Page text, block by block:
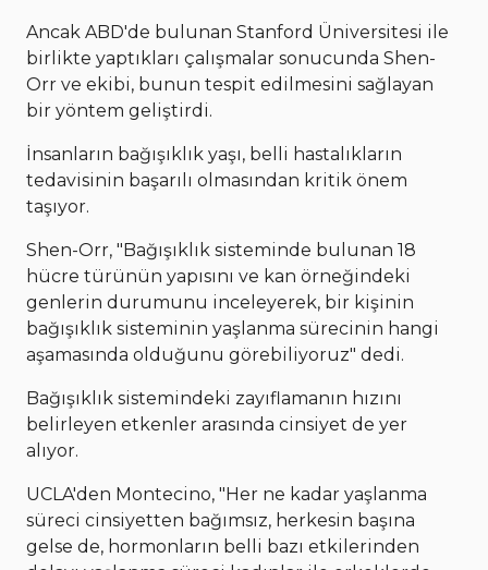
Ancak ABD'de bulunan Stanford Üniversitesi ile
birlikte yaptıkları çalışmalar sonucunda Shen-
Orr ve ekibi, bunun tespit edilmesini sağlayan
bir yöntem geliştirdi.
İnsanların bağışıklık yaşı, belli hastalıkların
tedavisinin başarılı olmasından kritik önem
taşıyor.
Shen-Orr, "Bağışıklık sisteminde bulunan 18
hücre türünün yapısını ve kan örneğindeki
genlerin durumunu inceleyerek, bir kişinin
bağışıklık sisteminin yaşlanma sürecinin hangi
aşamasında olduğunu görebiliyoruz" dedi.
Bağışıklık sistemindeki zayıflamanın hızını
belirleyen etkenler arasında cinsiyet de yer
alıyor.
UCLA'den Montecino, "Her ne kadar yaşlanma
süreci cinsiyetten bağımsız, herkesin başına
gelse de, hormonların belli bazı etkilerinden